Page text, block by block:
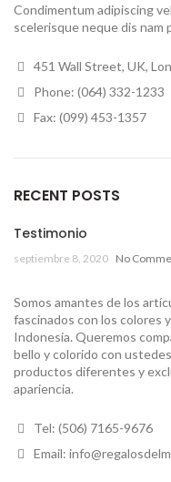
Condimentum adipiscing
scelerisque neque dis nam
451 Wall Street, UK,
Phone: (064) 332-1233
Fax: (099) 453-1357
RECENT POSTS
Testimonio
septiembre 8, 2020 No
Somos amantes de los
fascinados con los colores
Indonesia. Queremos
bello y colorido con
productos diferentes y
apariencia.
Tel: (506) 7165-9676
Email: